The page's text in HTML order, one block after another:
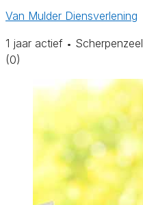
Van Mulder Diensverlening
1 jaar actief • Scherpenzeel
(0)